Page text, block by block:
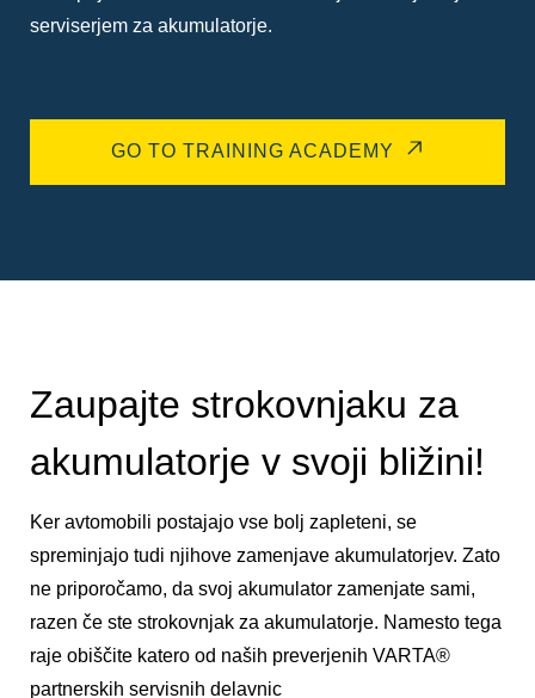
serviserjem za akumulatorje.
GO TO TRAINING ACADEMY
Zaupajte strokovnjaku za
akumulatorje v svoji bližini!
Ker avtomobili postajajo vse bolj zapleteni, se
spreminjajo tudi njihove zamenjave akumulatorjev. Zato
ne priporočamo, da svoj akumulator zamenjate sami,
razen če ste strokovnjak za akumulatorje. Namesto tega
raje obiščite katero od naših preverjenih VARTA®
partnerskih servisnih delavnic